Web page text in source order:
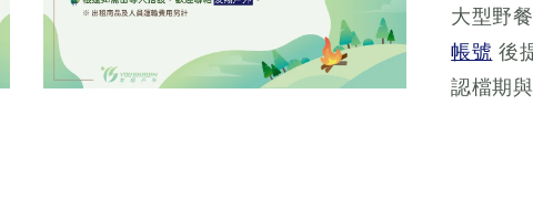
大型野
帳號 後
認檔期